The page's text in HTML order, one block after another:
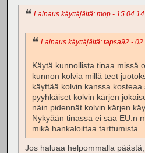
Lainaus käyttäjältä: mop -
Lainaus käyttäjältä: tapsa92 -
Käytä kunnollista tinaa missä
kunnon kolvia millä teet
käyttää kolvin kanssa kosteaa
pyyhkäiset kolvin kärjen
näin pidennät kolvin kärjen
Nykyään tinassa ei saa EU:n
mikä hankaloittaa tarttumista.
Jos haluaa helpommalla